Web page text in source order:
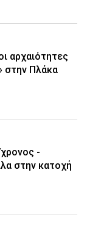
αρχαιότητες
στην Πλάκα
-
στην κατοχή